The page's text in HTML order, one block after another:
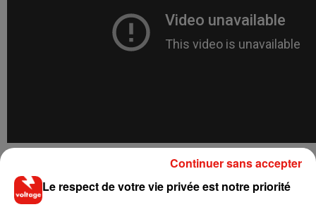
D'autre part, de nombreuses scènes dévoilent aussi une
autre facette de Ron, plus malin et plus attentionné envers
Harry et Hermione que ce que l'on a pu voir officiellement
Le respect de votre vie privée est notre priorité
Continuer sans accepter